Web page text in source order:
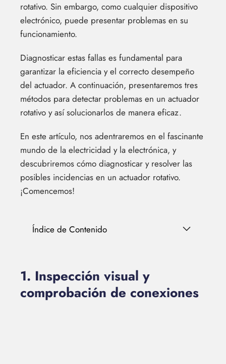
rotativo. Sin embargo, como cualquier dispositivo
electrónico, puede presentar problemas en su
funcionamiento.
Diagnosticar estas fallas es fundamental para
garantizar la eficiencia y el correcto desempeño
del actuador. A continuación, presentaremos tres
métodos para detectar problemas en un actuador
rotativo y así solucionarlos de manera eficaz.
En este artículo, nos adentraremos en el fascinante
mundo de la electricidad y la electrónica, y
descubriremos cómo diagnosticar y resolver las
posibles incidencias en un actuador rotativo.
¡Comencemos!
Índice de Contenido
1. Inspección visual y
comprobación de conexiones